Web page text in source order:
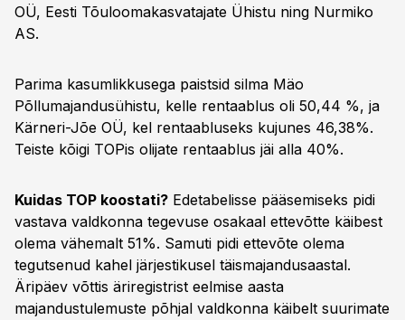
OÜ, Eesti Tõuloomakasvatajate Ühistu ning Nurmiko
AS.
Parima kasumlikkusega paistsid silma Mäo
Põllumajandusühistu, kelle rentaablus oli 50,44 %, ja
Kärneri-Jõe OÜ, kel rentaabluseks kujunes 46,38%.
Teiste kõigi TOPis olijate rentaablus jäi alla 40%.
Kuidas TOP koostati? Edetabelisse pääsemiseks pidi
vastava valdkonna tegevuse osakaal ettevõtte käibest
olema vähemalt 51%. Samuti pidi ettevõte olema
tegutsenud kahel järjestikusel täismajandusaastal.
Äripäev võttis äriregistrist eelmise aasta
majandustulemuste põhjal valdkonna käibelt suurimate